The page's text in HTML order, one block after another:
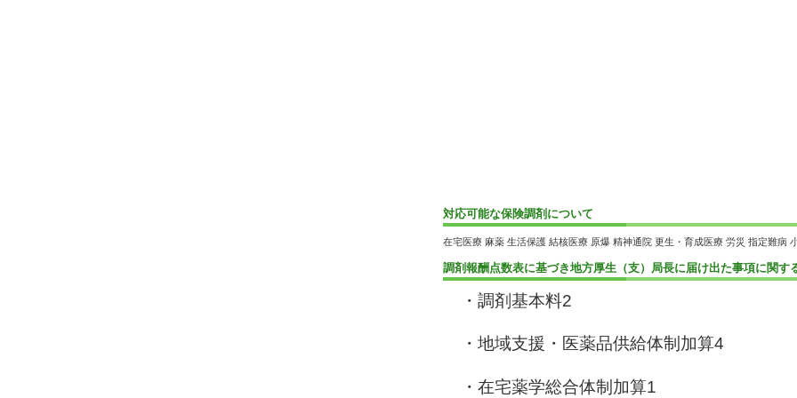
対応可能な保険調剤について
在宅医療 麻薬 生活保護 結核医療 原爆 精神通院 更生・育成医療 労災 指定難病
調剤報酬点数表に基づき地方厚生（支）局長に届け出た事項に関す
・調剤基本料2
・地域支援・医薬品供給体制加算4
・在宅薬学総合体制加算1